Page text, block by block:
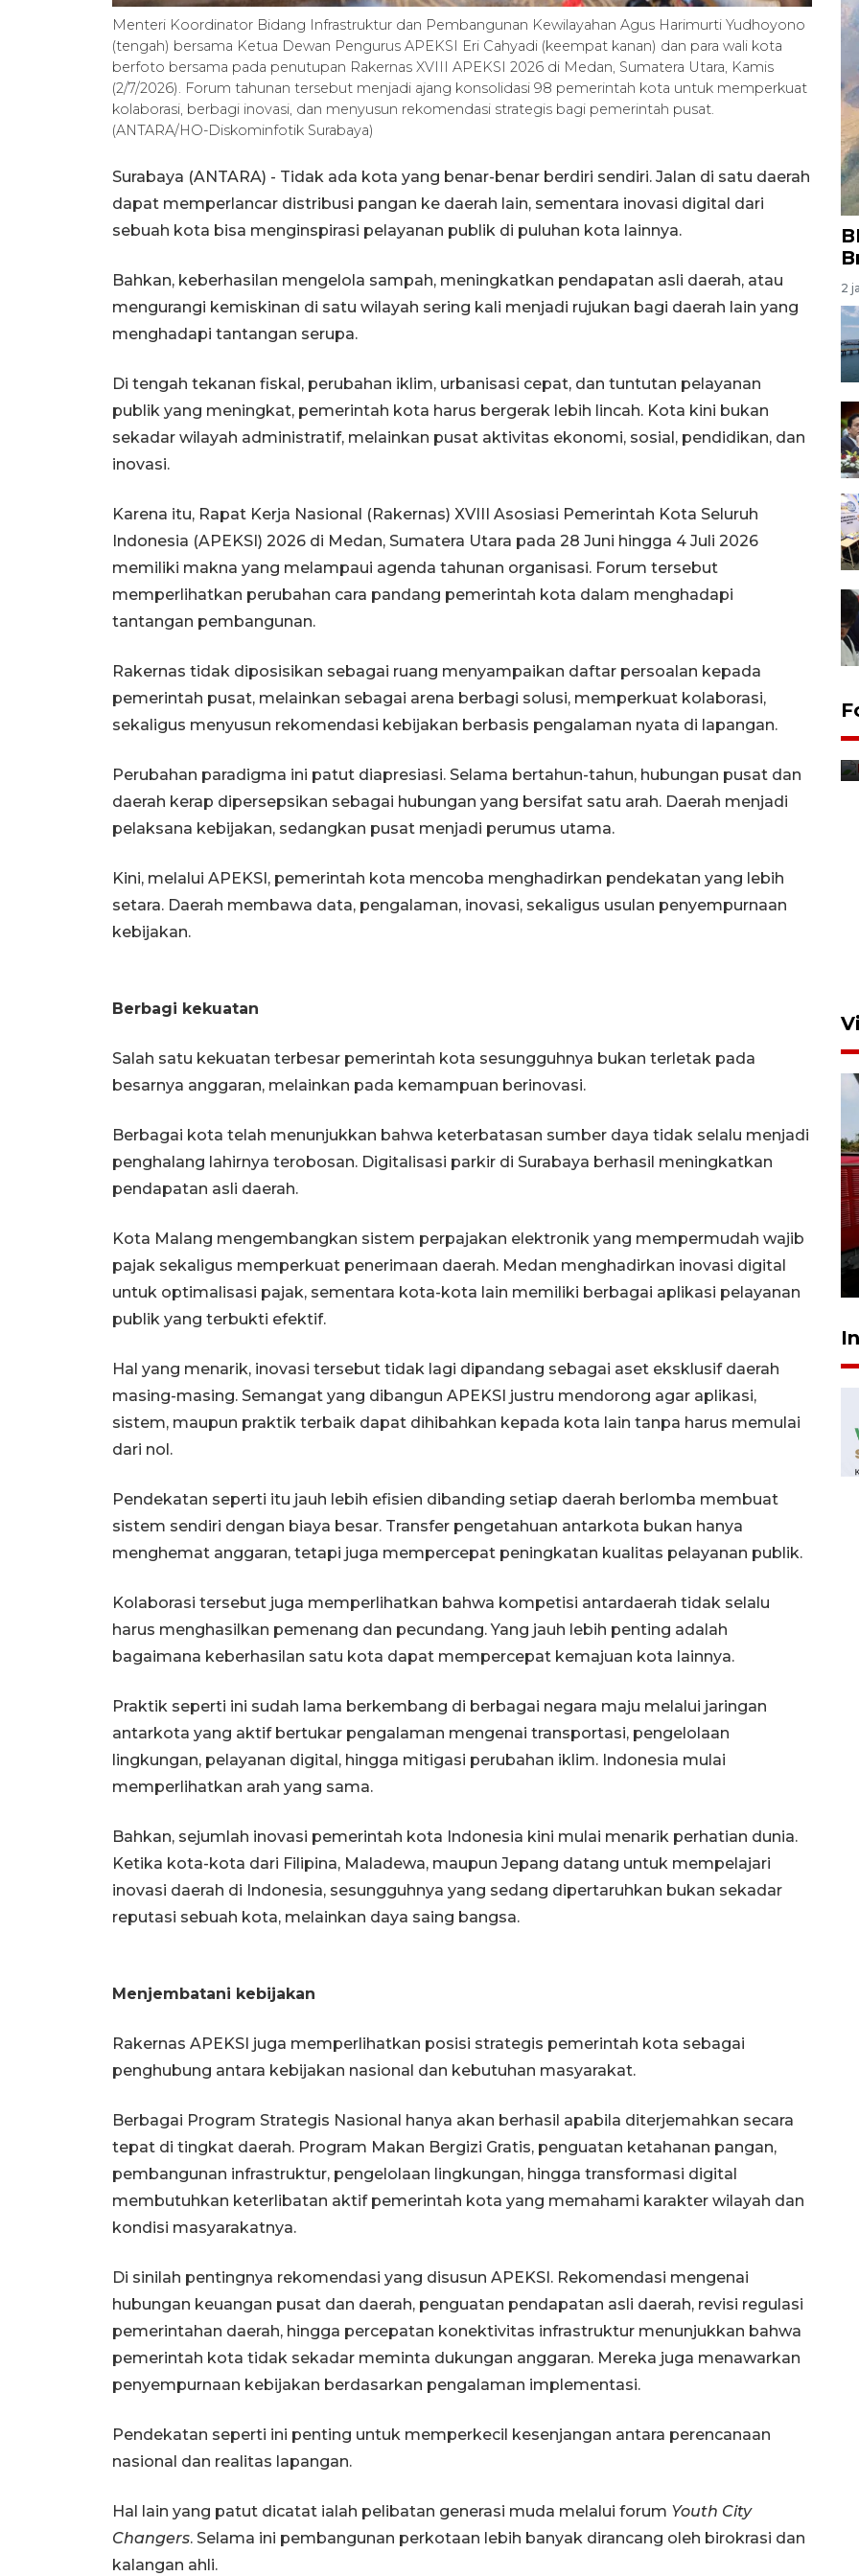
Menteri Koordinator Bidang Infrastruktur dan Pembangunan Kewilayahan Agus Harimurti Yudhoyono
(tengah) bersama Ketua Dewan Pengurus APEKSI Eri Cahyadi (keempat kanan) dan para wali kota
berfoto bersama pada penutupan Rakernas XVIII APEKSI 2026 di Medan, Sumatera Utara, Kamis
(2/7/2026). Forum tahunan tersebut menjadi ajang konsolidasi 98 pemerintah kota untuk memperkuat
kolaborasi, berbagi inovasi, dan menyusun rekomendasi strategis bagi pemerintah pusat.
(ANTARA/HO-Diskominfotik Surabaya)
Surabaya (ANTARA) - Tidak ada kota yang benar-benar berdiri sendiri. Jalan di satu daerah
dapat memperlancar distribusi pangan ke daerah lain, sementara inovasi digital dari
sebuah kota bisa menginspirasi pelayanan publik di puluhan kota lainnya.
Bahkan, keberhasilan mengelola sampah, meningkatkan pendapatan asli daerah, atau
mengurangi kemiskinan di satu wilayah sering kali menjadi rujukan bagi daerah lain yang
menghadapi tantangan serupa.
Di tengah tekanan fiskal, perubahan iklim, urbanisasi cepat, dan tuntutan pelayanan
publik yang meningkat, pemerintah kota harus bergerak lebih lincah. Kota kini bukan
sekadar wilayah administratif, melainkan pusat aktivitas ekonomi, sosial, pendidikan, dan
inovasi.
Karena itu, Rapat Kerja Nasional (Rakernas) XVIII Asosiasi Pemerintah Kota Seluruh
Indonesia (APEKSI) 2026 di Medan, Sumatera Utara pada 28 Juni hingga 4 Juli 2026
memiliki makna yang melampaui agenda tahunan organisasi. Forum tersebut
memperlihatkan perubahan cara pandang pemerintah kota dalam menghadapi
tantangan pembangunan.
Rakernas tidak diposisikan sebagai ruang menyampaikan daftar persoalan kepada
pemerintah pusat, melainkan sebagai arena berbagi solusi, memperkuat kolaborasi,
sekaligus menyusun rekomendasi kebijakan berbasis pengalaman nyata di lapangan.
Perubahan paradigma ini patut diapresiasi. Selama bertahun-tahun, hubungan pusat dan
daerah kerap dipersepsikan sebagai hubungan yang bersifat satu arah. Daerah menjadi
pelaksana kebijakan, sedangkan pusat menjadi perumus utama.
Kini, melalui APEKSI, pemerintah kota mencoba menghadirkan pendekatan yang lebih
setara. Daerah membawa data, pengalaman, inovasi, sekaligus usulan penyempurnaan
kebijakan.
Berbagi kekuatan
Salah satu kekuatan terbesar pemerintah kota sesungguhnya bukan terletak pada
besarnya anggaran, melainkan pada kemampuan berinovasi.
Berbagai kota telah menunjukkan bahwa keterbatasan sumber daya tidak selalu menjadi
penghalang lahirnya terobosan. Digitalisasi parkir di Surabaya berhasil meningkatkan
pendapatan asli daerah.
Kota Malang mengembangkan sistem perpajakan elektronik yang mempermudah wajib
pajak sekaligus memperkuat penerimaan daerah. Medan menghadirkan inovasi digital
untuk optimalisasi pajak, sementara kota-kota lain memiliki berbagai aplikasi pelayanan
publik yang terbukti efektif.
Hal yang menarik, inovasi tersebut tidak lagi dipandang sebagai aset eksklusif daerah
masing-masing. Semangat yang dibangun APEKSI justru mendorong agar aplikasi,
sistem, maupun praktik terbaik dapat dihibahkan kepada kota lain tanpa harus memulai
dari nol.
Pendekatan seperti itu jauh lebih efisien dibanding setiap daerah berlomba membuat
sistem sendiri dengan biaya besar. Transfer pengetahuan antarkota bukan hanya
menghemat anggaran, tetapi juga mempercepat peningkatan kualitas pelayanan publik.
Kolaborasi tersebut juga memperlihatkan bahwa kompetisi antardaerah tidak selalu
harus menghasilkan pemenang dan pecundang. Yang jauh lebih penting adalah
bagaimana keberhasilan satu kota dapat mempercepat kemajuan kota lainnya.
Praktik seperti ini sudah lama berkembang di berbagai negara maju melalui jaringan
antarkota yang aktif bertukar pengalaman mengenai transportasi, pengelolaan
lingkungan, pelayanan digital, hingga mitigasi perubahan iklim. Indonesia mulai
memperlihatkan arah yang sama.
Bahkan, sejumlah inovasi pemerintah kota Indonesia kini mulai menarik perhatian dunia.
Ketika kota-kota dari Filipina, Maladewa, maupun Jepang datang untuk mempelajari
inovasi daerah di Indonesia, sesungguhnya yang sedang dipertaruhkan bukan sekadar
reputasi sebuah kota, melainkan daya saing bangsa.
Menjembatani kebijakan
Rakernas APEKSI juga memperlihatkan posisi strategis pemerintah kota sebagai
penghubung antara kebijakan nasional dan kebutuhan masyarakat.
Berbagai Program Strategis Nasional hanya akan berhasil apabila diterjemahkan secara
tepat di tingkat daerah. Program Makan Bergizi Gratis, penguatan ketahanan pangan,
pembangunan infrastruktur, pengelolaan lingkungan, hingga transformasi digital
membutuhkan keterlibatan aktif pemerintah kota yang memahami karakter wilayah dan
kondisi masyarakatnya.
Di sinilah pentingnya rekomendasi yang disusun APEKSI. Rekomendasi mengenai
hubungan keuangan pusat dan daerah, penguatan pendapatan asli daerah, revisi regulasi
pemerintahan daerah, hingga percepatan konektivitas infrastruktur menunjukkan bahwa
pemerintah kota tidak sekadar meminta dukungan anggaran. Mereka juga menawarkan
penyempurnaan kebijakan berdasarkan pengalaman implementasi.
Pendekatan seperti ini penting untuk memperkecil kesenjangan antara perencanaan
nasional dan realitas lapangan.
Hal lain yang patut dicatat ialah pelibatan generasi muda melalui forum Youth City
Changers. Selama ini pembangunan perkotaan lebih banyak dirancang oleh birokrasi dan
kalangan ahli.
2
Distribusi bantuan mesin
13 jam lalu
Sentosa II
4 Agustus 2026 22:38